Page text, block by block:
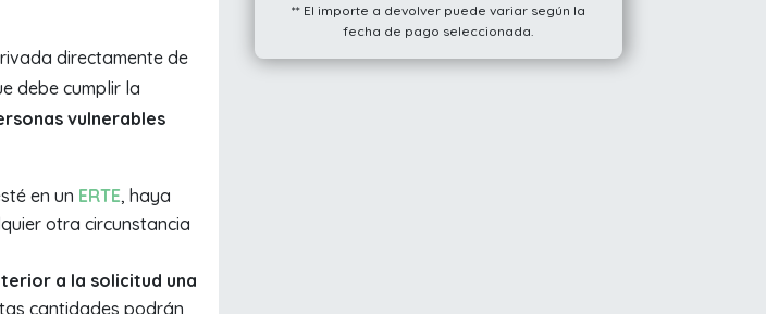
directamente de
debe cumplir la
vulnerables
en un ERTE, haya
otra circunstancia
a la solicitud una
cantidades podrán
** El importe a devolver puede variar según la
fecha de pago seleccionada.